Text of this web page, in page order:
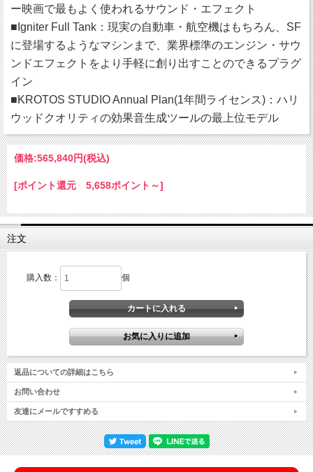
ー映画で最もよく使われるサウンド・エフェクト
■Igniter Full Tank：現実の自動車・航空機はもちろん、SF
に登場するようなマシンまで、業界標準のエンジン・サウ
ンドエフェクトをより手軽に創り出すことのできるプラグ
イン
■KROTOS STUDIO Annual Plan(1年間ライセンス)：ハリ
ウッドクオリティの効果音生成ツールの最上位モデル
価格:565,840円(税込)
[ポイント還元 5,658ポイント～]
注文
購入数： 個
返品についての詳細はこちら
お問い合わせ
友達にメールですすめる